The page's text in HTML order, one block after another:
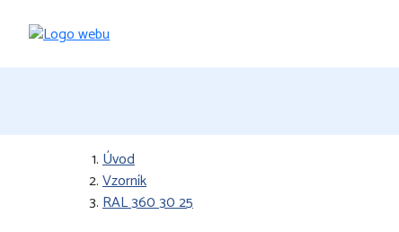
Úvod
Vzorník
RAL 360 30 25